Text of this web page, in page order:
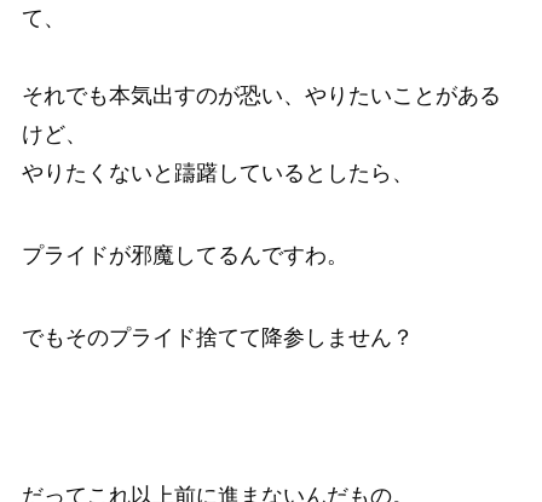
て、
それでも本気出すのが恐い、やりたいことがある
けど、
やりたくないと躊躇しているとしたら、
プライドが邪魔してるんですわ。
でもそのプライド捨てて降参しません？
だってこれ以上前に進まないんだもの。